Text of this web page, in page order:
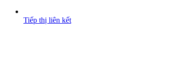
Tiếp thị liên kết